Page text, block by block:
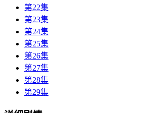
第22集
第23集
第24集
第25集
第26集
第27集
第28集
第29集